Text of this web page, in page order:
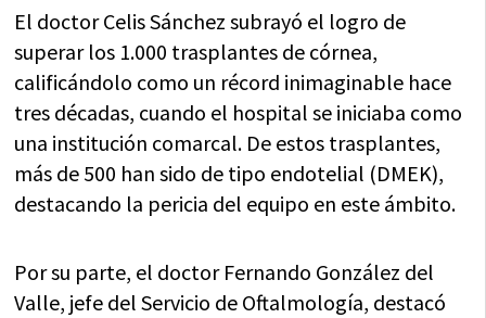
El doctor Celis Sánchez subrayó el logro de
superar los 1.000 trasplantes de córnea,
calificándolo como un récord inimaginable hace
tres décadas, cuando el hospital se iniciaba como
una institución comarcal. De estos trasplantes,
más de 500 han sido de tipo endotelial (DMEK),
destacando la pericia del equipo en este ámbito.
Por su parte, el doctor Fernando González del
Valle, jefe del Servicio de Oftalmología, destacó